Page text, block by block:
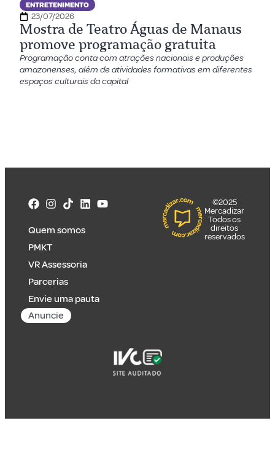
ENTRETENIMENTO
23/07/2026
Mostra de Teatro Águas de Manaus
promove programação gratuita
Programação conta com atrações nacionais e produções
amazonenses, além de atividades formativas em diferentes
espaços culturais da capital
Quem somos
PMKT
VR Assessoria
Parcerias
Envie uma pauta
Anuncie
©2025
Mercadizar
Todos os
direitos
reservados